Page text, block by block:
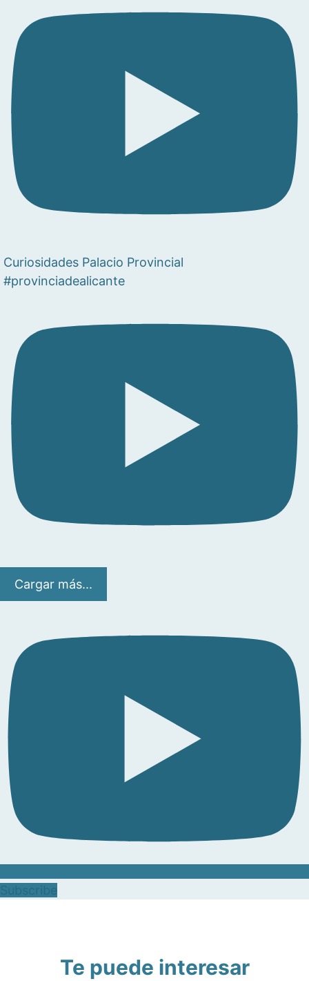
Curiosidades Palacio Provincial
#provinciadealicante
Cargar más...
Te puede interesar